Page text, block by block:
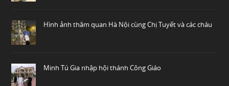
Hình ảnh thăm quan Hà Nội cùng Chị Tuyết và các cháu
Minh Tú Gia nhập hội thánh Công Giáo